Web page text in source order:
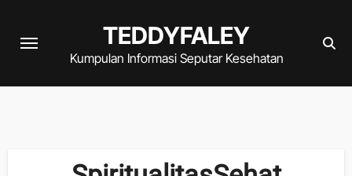
TEDDYFALEY
Kumpulan Informasi Seputar Kesehatan